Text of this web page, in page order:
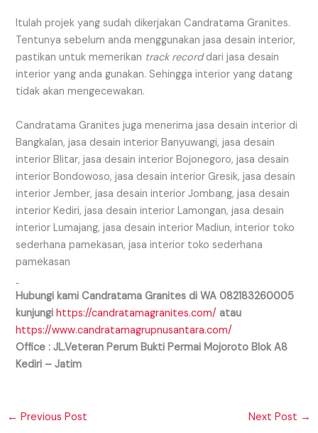
Itulah projek yang sudah dikerjakan Candratama Granites.
Tentunya sebelum anda menggunakan jasa desain interior,
pastikan untuk memerikan track recorddari jasa desain
interior yang anda gunakan. Sehingga interior yang datang
tidak akan mengecewakan.
Candratama Granites juga menerima jasa desain interior di
Bangkalan, jasa desain interior Banyuwangi, jasa desain
interior Blitar, jasa desain interior Bojonegoro, jasa desain
interior Bondowoso, jasa desain interior Gresik, jasa desain
interior Jember, jasa desain interior Jombang, jasa desain
interior Kediri, jasa desain interior Lamongan, jasa desain
interior Lumajang, jasa desain interior Madiun, interior toko
sederhana pamekasan, jasa interior toko sederhana
pamekasan
Hubungi kami Candratama Granites di WA082183260005
kunjungihttps://candratamagranites.com/ atau
https://www.candratamagrupnusantara.com/
Office : JL.Veteran Perum Bukti Permai Mojoroto Blok A8
Kediri – Jatim
← Previous Post Next Post →